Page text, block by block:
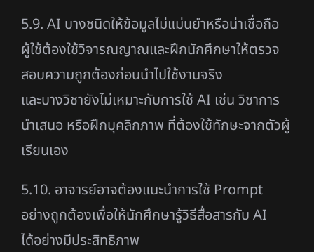
5.9. AI บางชนิดให้ข้อมูลไม่แม่นยำหรือน่าเชื่อถือ
ผู้ใช้ต้องใช้วิจารณญาณและฝึกนักศึกษาให้ตรวจ
สอบความถูกต้องก่อนนำไปใช้งานจริง
และบางวิชายังไม่เหมาะกับการใช้ AI เช่น วิชาการ
นำเสนอ หรือฝึกบุคลิกภาพ ที่ต้องใช้ทักษะจากตัวผู้
เรียนเอง
5.10. อาจารย์อาจต้องแนะนำการใช้ Prompt
อย่างถูกต้องเพื่อให้นักศึกษารู้วิธีสื่อสารกับ AI
ได้อย่างมีประสิทธิภาพ